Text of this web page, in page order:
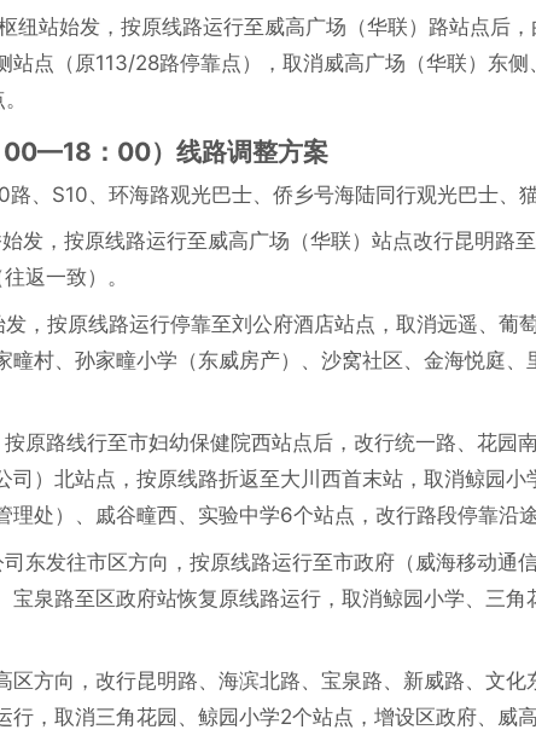
纽站始发，按原线路运行至威高广场（华联）路站点后
站点（原113/28路停靠点），取消威高广场（华联）东
：00）线路调整方案
、S10、环海路观光巴士、侨乡号海陆同行观光巴士、
发，按原线路运行至威高广场（华联）站点改行昆明路
返一致）。
，按原线路运行停靠至刘公府酒店站点，取消远遥、葡
疃村、孙家疃小学（东威房产）、沙窝社区、金海悦庭、
原路线行至市妇幼保健院西站点后，改行统一路、花园
司）北站点，按原线路折返至大川西首末站，取消鲸园小
理处）、戚谷疃西、实验中学6个站点，改行路段停靠沿途
东发往市区方向，按原线路运行至市政府（威海移动通
宝泉路至区政府站恢复原线路运行，取消鲸园小学、三角
区方向，改行昆明路、海滨北路、宝泉路、新威路、文化
行，取消三角花园、鲸园小学2个站点，增设区政府、威